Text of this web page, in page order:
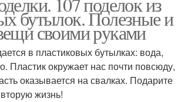
бутылок. Полезные и
своими руками
в пластиковых бутылках: вода,
Пластик окружает нас почти повсюду,
оказывается на свалках. Подарите
жизнь!